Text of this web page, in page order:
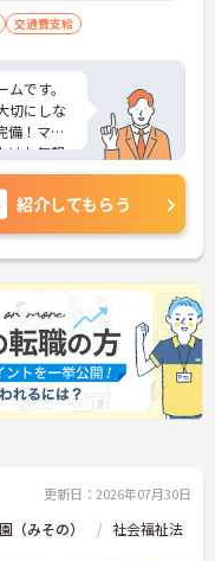
交通費支給
です。
切にしな
備！マイ
はお気軽
紹介してもらう
更新日：2026年07月30日
（みその）
社会福祉法